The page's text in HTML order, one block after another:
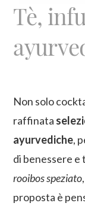
Tè,
Non solo
raffinata
ayurvediche,
di benessere e
rooibos speziato
proposta è